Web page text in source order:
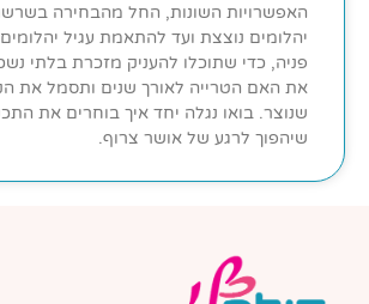
האפשרויות השונות, החל מהבחירה
יהלומים נוצצת ועד להתאמת עגיל
פניה, כדי שתוכלו להעניק מזכרת בלתי
את האם הטרייה לאורך שנים ותסמל את
שנוצר. בואו נגלה יחד איך בוחרים את
שיהפוך לרגע של אושר צרוף.